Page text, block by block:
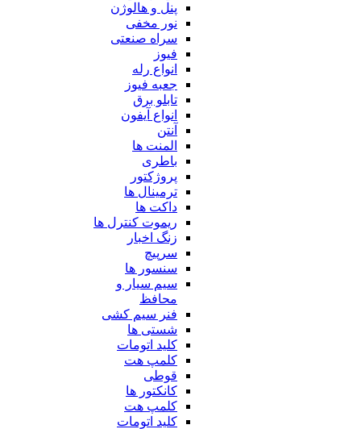
پنل و هالوژن
نور مخفی
سراه صنعتی
فیوز
انواع رله
جعبه فیوز
تابلو برق
انواع آیفون
آنتن
المنت ها
باطری
پروژکتور
ترمینال ها
داکت ها
ریموت کنترل ها
زنگ اخبار
سرپیچ
سنسور ها
سیم سیار و
محافظ
فنر سیم کشی
شستی ها
کلید اتومات
کلمپ هت
قوطی
کانکتور ها
کلمپ هت
کلید اتومات